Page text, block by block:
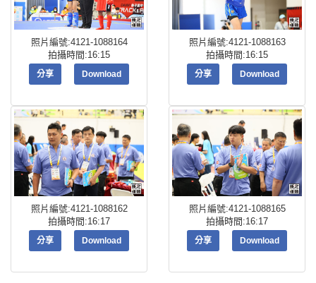
照片編號:4121-1088164
拍攝時間:16:15
分享 Download
照片編號:4121-1088163
拍攝時間:16:15
分享 Download
照片編號:4121-1088162
拍攝時間:16:17
分享 Download
照片編號:4121-1088165
拍攝時間:16:17
分享 Download